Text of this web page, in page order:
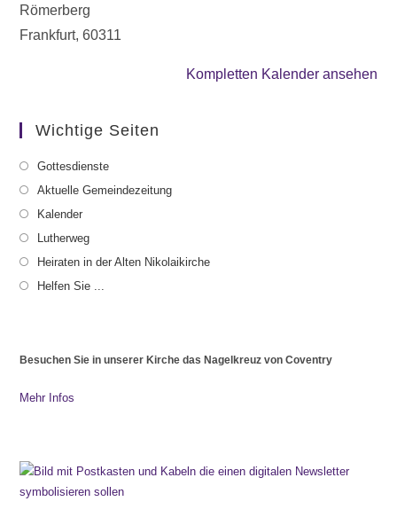
Römerberg
Frankfurt,60311
Kompletten Kalender ansehen
Wichtige Seiten
Gottesdienste
Aktuelle Gemeindezeitung
Kalender
Lutherweg
Heiraten in der Alten Nikolaikirche
Helfen Sie ...
Besuchen Sie in unserer Kirche das Nagelkreuz von Coventry
Mehr Infos